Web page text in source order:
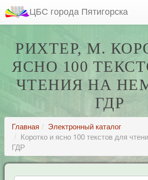
ЦБС города Пятигорска
РИХТЕР, М.
ЯСНО 100
ЧТЕНИЯ НА
ГДР
Главная
Электронный каталог
Коротко и ясно 100 текстов для
ГДР